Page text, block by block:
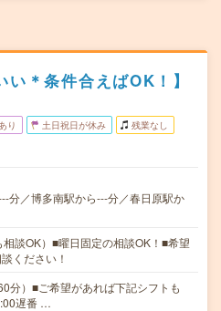
い＊条件合えばOK！】
り 土日祝日が休み 残業なし
分／博多南駅から---分／春日原駅か
談OK）■曜日固定の相談OK！■希望
ください！
分）■ご希望があれば下記シフトも
遅番 …